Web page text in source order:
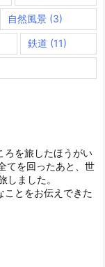
自然風景 (3)
鉄道 (11)
ろを旅したほうがい
てを回ったあと、世
ました。
ことをお伝えできた